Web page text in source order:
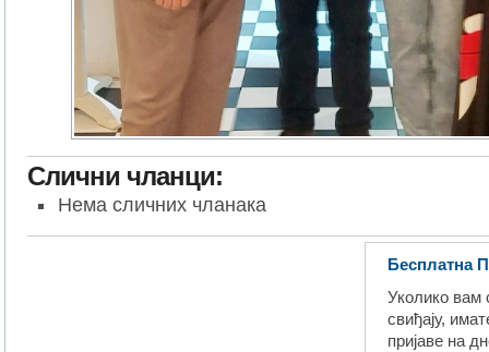
Слични чланци:
Нема сличних чланака
Бесплатна
Уколико вам
свиђају,
пријаве на